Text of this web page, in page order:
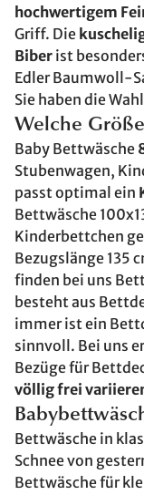
hochwertigem
Griff. Die
Biber ist
Edler Baumwoll-
Sie haben die
Welche
Baby Bettwäsche
Stubenwagen,
passt optimal ein
Bettwäsche
Kinderbettchen
Bezugslänge 135
finden bei uns
besteht aus
immer ist ein
sinnvoll. Bei uns
Bezüge für
völlig frei
Bettwäsche in
Schnee von
Bettwäsche für